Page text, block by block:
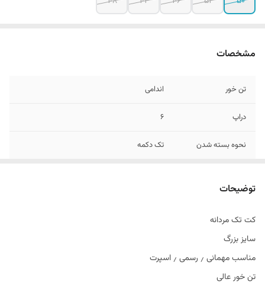
مشخصات
تن خور اندامی
دراپ 6
نحوه بسته شدن تک دکمه
توضیحات
کت تک مردانه
سایز بزرگ
مناسب مهمانی ٫ رسمی ٫ اسپرت
تن خور عالی